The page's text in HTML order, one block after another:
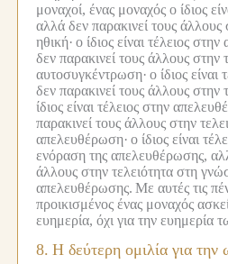
μοναχοί, ένας μοναχός ο ίδιος
αλλά δεν παρακινεί τους άλλους
ηθική· ο ίδιος είναι τέλειος
δεν παρακινεί τους άλλους στην
αυτοσυγκέντρωση· ο ίδιος
δεν παρακινεί τους άλλους στην
ίδιος είναι τέλειος στην
παρακινεί τους άλλους στην
απελευθέρωση· ο ίδιος είναι
ενόραση της απελευθέρωσης,
άλλους στην τελειότητα στη
απελευθέρωσης. Με αυτές τις
προικισμένος ένας μοναχός
ευημερία, όχι για την ευημερία
8. Η δεύτερη ομιλία για την